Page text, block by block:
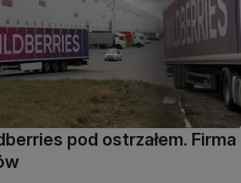
pod ostrzałem. Firma